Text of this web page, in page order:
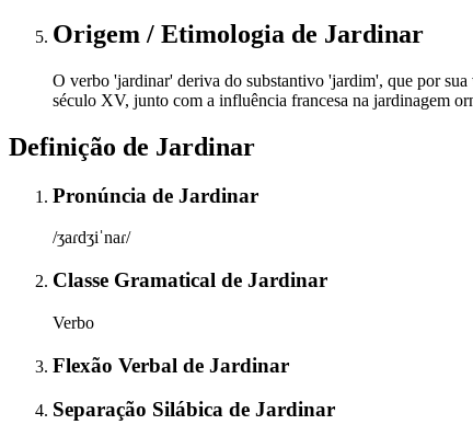
Origem / Etimologia de Jardinar
O verbo 'jardinar' deriva do substantivo 'jardim', que por
século XV, junto com a influência francesa na jardinagem
Definição de Jardinar
Pronúncia de Jardinar
/ʒaɾdʒiˈnaɾ/
Classe Gramatical de Jardinar
Verbo
Flexão Verbal de Jardinar
Separação Silábica de Jardinar